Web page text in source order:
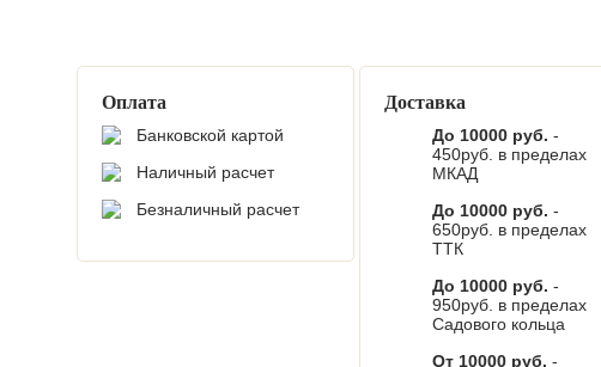
Оплата
Банковской картой
Наличный расчет
Безналичный расчет
Доставка
До 10000 руб. -
450руб. в пределах
МКАД
До 10000 руб. -
650руб. в пределах
ТТК
До 10000 руб. -
950руб. в пределах
Садового кольца
От 10000 руб. -